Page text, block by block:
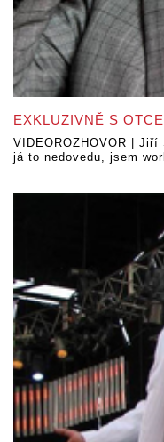
EXKLUZIVNĚ S
VIDEOROZHOVOR |
já to nedovedu, jsem